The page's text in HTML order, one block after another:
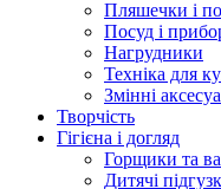
Пляшечки і
Посуд і
Нагрудники
Техніка для
Змінні
Творчість
Гігієна і догляд
Горщики та
Дитячі